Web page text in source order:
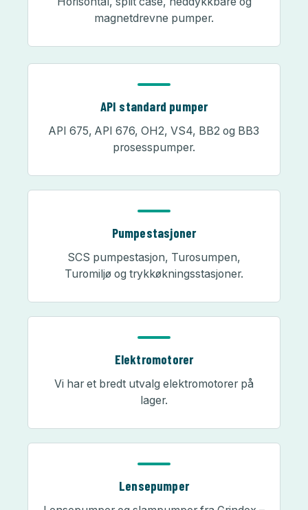
magnetdrevne pumper.
API standard pumper
API 675, API 676, OH2, VS4, BB2 og BB3
prosess­pumper.
Pumpestasjoner
SCS pumpestasjon, Turosumpen,
Turomiljø og trykkøknings­stasjoner.
Elektromotorer
Vi har et bredt utvalg elektromotorer på
lager.
Lensepumper